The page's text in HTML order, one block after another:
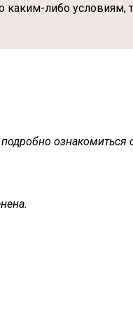
каким-либо условиям,
ознакомиться